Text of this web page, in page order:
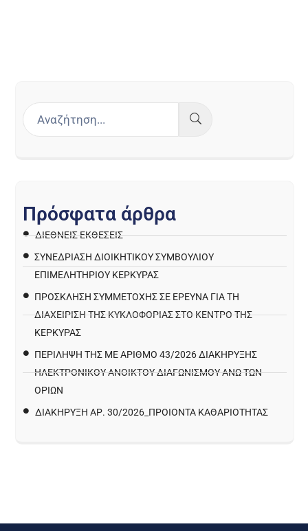
Πρόσφατα άρθρα
ΔΙΕΘΝΕΙΣ ΕΚΘΕΣΕΙΣ
ΣΥΝΕΔΡΙΑΣΗ ΔΙΟΙΚΗΤΙΚΟΥ ΣΥΜΒΟΥΛΙΟΥ
ΕΠΙΜΕΛΗΤΗΡΙΟΥ ΚΕΡΚΥΡΑΣ
ΠΡΌΣΚΛΗΣΗ ΣΥΜΜΕΤΟΧΉΣ ΣΕ ΈΡΕΥΝΑ ΓΙΑ ΤΗ
ΔΙΑΧΕΊΡΙΣΗ ΤΗΣ ΚΥΚΛΟΦΟΡΊΑΣ ΣΤΟ ΚΈΝΤΡΟ ΤΗΣ
ΚΈΡΚΥΡΑΣ
ΠΕΡΙΛΗΨΗ ΤΗΣ ΜΕ ΑΡΙΘΜΟ 43/2026 ΔΙΑΚΗΡΥΞΗΣ
ΗΛΕΚΤΡΟΝΙΚΟΥ ΑΝΟΙΚΤΟΥ ΔΙΑΓΩΝΙΣΜΟΥ ΑΝΩ ΤΩΝ
ΟΡΙΩΝ
ΔΙΑΚΉΡΥΞΗ ΑΡ. 30/2026_ΠΡΟΙΌΝΤΑ ΚΑΘΑΡΙΌΤΗΤΑΣ